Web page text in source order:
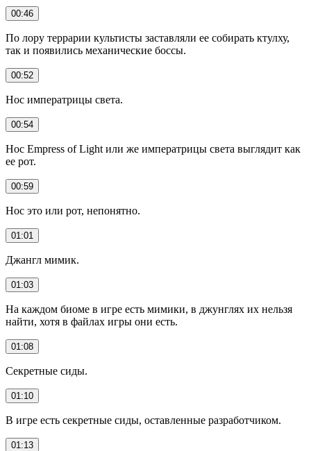
00:46
По лору террарии культисты заставляли ее собирать ктулху,
так и появились механические боссы.
00:52
Нос императрицы света.
00:54
Нос Empress of Light или же императрицы света выглядит как
ее рот.
00:59
Нос это или рот, непонятно.
01:01
Джангл мимик.
01:03
На каждом биоме в игре есть мимики, в джунглях их нельзя
найти, хотя в файлах игры они есть.
01:08
Секретные сиды.
01:10
В игре есть секретные сиды, оставленные разработчиком.
01:13